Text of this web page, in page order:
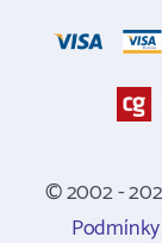
© 2002 -